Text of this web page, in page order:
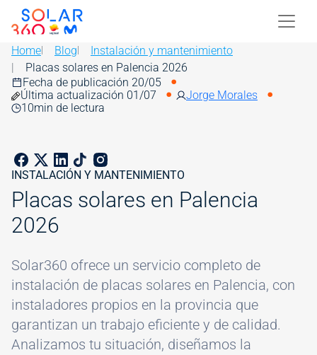
Skip to main content
Image
Home Blog
Instalación y mantenimiento
Placas solares en Palencia 2026
Fecha de publicación 20/05
Última actualización 01/07
Jorge Morales
10min de lectura
INSTALACIÓN Y MANTENIMIENTO
Placas solares en Palencia
2026
Solar360 ofrece un servicio completo de
instalación de placas solares en Palencia, con
instaladores propios en la provincia que
garantizan un trabajo eficiente y de calidad.
Analizamos tu situación, diseñamos la